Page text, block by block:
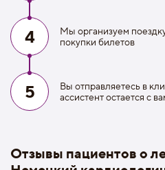
4
Мы организуем
покупки билетов
5
Вы отправляетесь в
ассистент остается с
Отзывы пациентов о